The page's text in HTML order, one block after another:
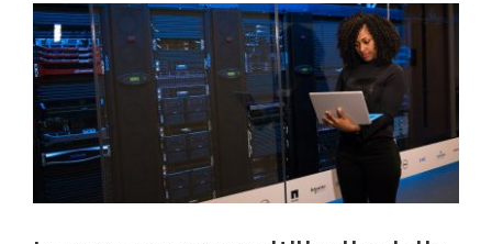
Ingrandisci
immagine